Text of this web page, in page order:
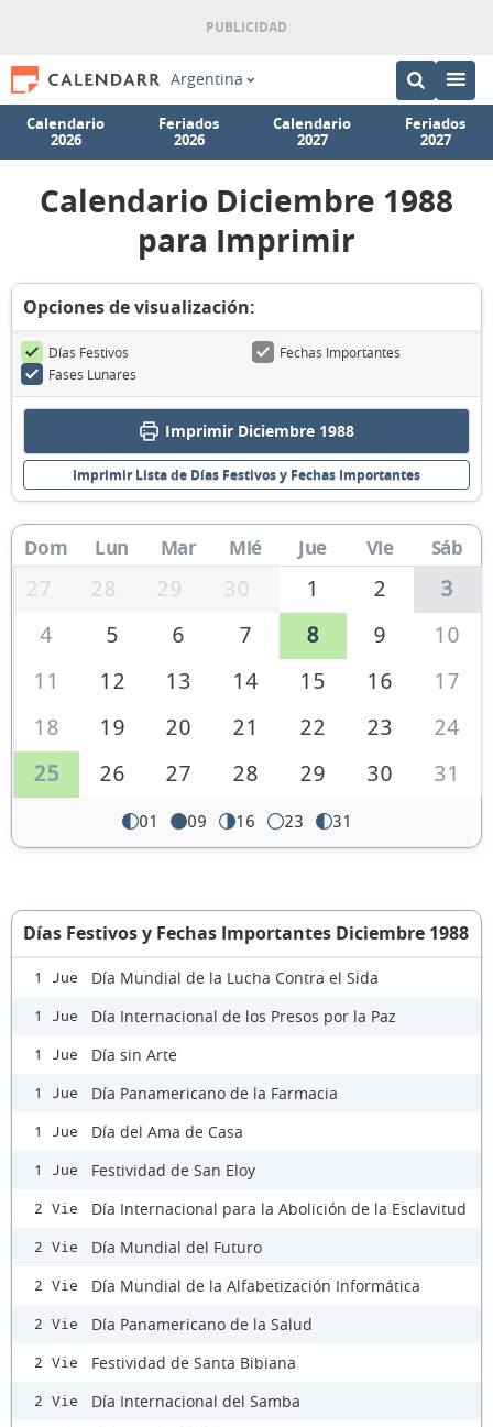
Argentina
Calendario
2026
Feriados
2026
Calendario
2027
Feriados
2027
Calendario Diciembre 1988
para Imprimir
Opciones de visualización:
Días Festivos
Fechas Importantes
Fases Lunares
Imprimir Diciembre 1988
Imprimir Lista de Días Festivos y Fechas Importantes
Dom Lun Mar Mié Jue Vie Sáb
27 28 29 30 1 2
3
4
5 6 7 8 9
10
11
12 13 14 15 16
17
18
19 20 21 22 23
24
25
26 27 28 29 30 31
01 09 16 23 31
Días Festivos y Fechas Importantes Diciembre 1988
1 Jue Día Mundial de la Lucha Contra el Sida
1 Jue Día Internacional de los Presos por la Paz
1 Jue Día sin Arte
1 Jue Día Panamericano de la Farmacia
1 Jue Día del Ama de Casa
1 Jue Festividad de San Eloy
2 Vie Día Internacional para la Abolición de la Esclavitud
2 Vie Día Mundial del Futuro
2 Vie Día Mundial de la Alfabetización Informática
2 Vie Día Panamericano de la Salud
2 Vie Festividad de Santa Bibiana
2 Vie Día Internacional del Samba